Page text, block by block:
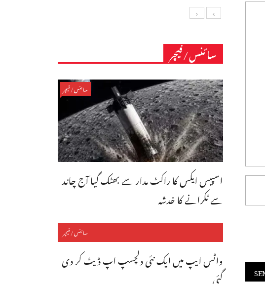
سائنس/فیچر
سائنس/فیچر
اسپیس ایکس کا راکٹ مدار سے بھٹک گیا آج چاند
سے ٹکرانے کا خدشہ
سائنس/فیچر
واٹس ایپ میں ایک نئی دلچسپ اپ ڈیٹ کر دی
گئی